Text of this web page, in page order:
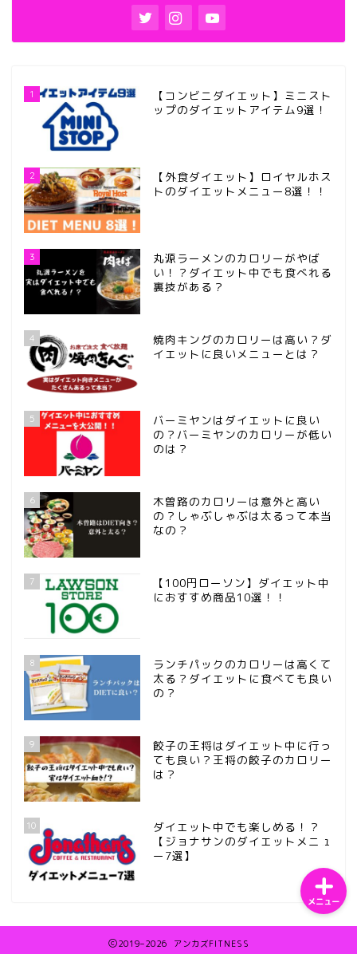
1
【コンビニダイエット】ミニスト
ップのダイエットアイテム9選！
2
【外食ダイエット】ロイヤルホス
トのダイエットメニュー8選！！
3
丸源ラーメンのカロリーがやば
い！？ダイエット中でも食べれる
裏技がある？
4
焼肉キングのカロリーは高い？ダ
イエットに良いメニューとは？
5
バーミヤンはダイエットに良い
の？バーミヤンのカロリーが低い
のは？
6
木曽路のカロリーは意外と高い
の？しゃぶしゃぶは太るって本当
なの？
7
【100円ローソン】ダイエット中
におすすめ商品10選！！
8
ランチパックのカロリーは高くて
太る？ダイエットに食べても良い
の？
9
餃子の王将はダイエット中に行っ
ても良い？王将の餃子のカロリー
は？
10
ダイエット中でも楽しめる！？
【ジョナサンのダイエットメニュ
ー7選】
2019–2026 アンカズFITNESS
メニュー
サンプルページ